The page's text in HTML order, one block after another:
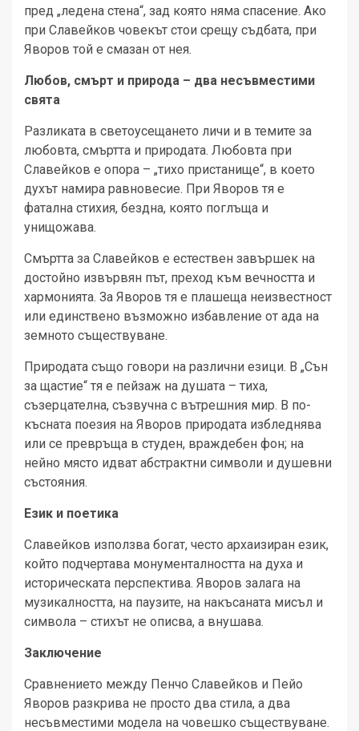
пред „ледена стена“, зад която няма спасение. Ако
при Славейков човекът стои срещу съдбата, при
Яворов той е смазан от нея.
Любов, смърт и природа – два несъвместими
свята
Разликата в светоусещането личи и в темите за
любовта, смъртта и природата. Любовта при
Славейков е опора – „тихо пристанище“, в което
духът намира равновесие. При Яворов тя е
фатална стихия, бездна, която поглъща и
унищожава.
Смъртта за Славейков е естествен завършек на
достойно извървян път, преход към вечността и
хармонията. За Яворов тя е плашеща неизвестност
или единствено възможно избавление от ада на
земното съществуване.
Природата също говори на различни езици. В „Сън
за щастие“ тя е пейзаж на душата – тиха,
съзерцателна, съзвучна с вътрешния мир. В по-
късната поезия на Яворов природата избледнява
или се превръща в студен, враждебен фон; на
нейно място идват абстрактни символи и душевни
състояния.
Език и поетика
Славейков използва богат, често архаизиран език,
който подчертава монументалността на духа и
историческата перспектива. Яворов залага на
музикалността, на паузите, на накъсаната мисъл и
символа – стихът не описва, а внушава.
Заключение
Сравнението между Пенчо Славейков и Пейо
Яворов разкрива не просто два стила, а два
несъвместими модела на човешко съществуване.